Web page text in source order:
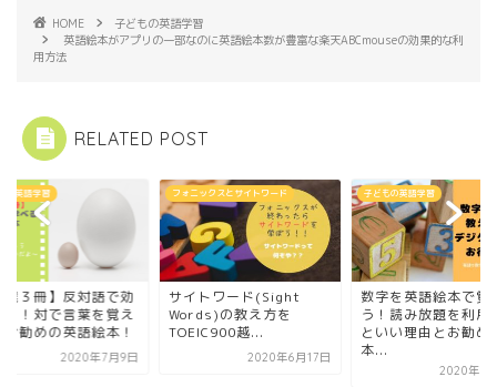
HOME
子どもの英語学習
英語絵本がアプリの一部なのに英語絵本数が豊富な楽天ABCmouseの効果的な利
用方法
RELATED POST
ックスとサイトワード
トワード(Sight
の教え方を
越...
2020年6月17日
子どもの英語学習
数字を英語絵本で覚えよ
う！読み放題を利用する
といい理由とお勧め絵
子どもの英語学習
【厳選３冊】反対語
率よく！対で言葉を
れるお勧めの英語絵